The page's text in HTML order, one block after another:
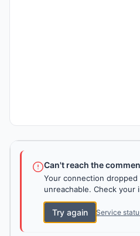
Can't reach the
Your connection
unreachable. Check your
Try again Service